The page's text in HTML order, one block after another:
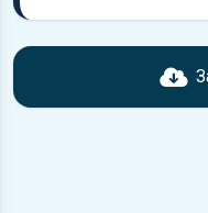
Перед завантаженням
Toyota Tercel, що